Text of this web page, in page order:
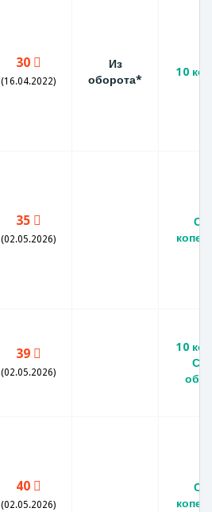
30
(16.04.2022)
Из
оборота*
10
35
(02.05.2026)
39
(02.05.2026)
10
40
(02.05.2026)